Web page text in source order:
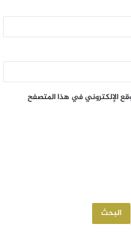
الإلكتروني في هذا المتصفح
البحث